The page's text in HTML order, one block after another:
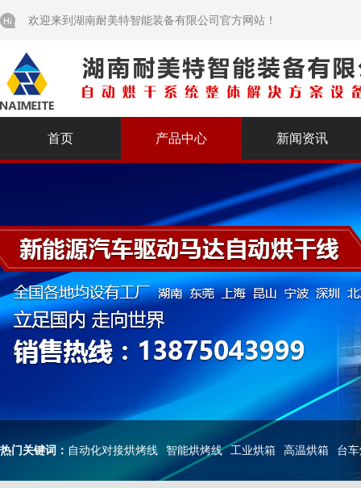
欢迎来到湖南耐美特智能装备有限公司官方网站！
首页 产品中心 新闻资讯
热门关键词： 自动化对接烘烤线 智能烘烤线 工业烘箱 高温烘箱 台